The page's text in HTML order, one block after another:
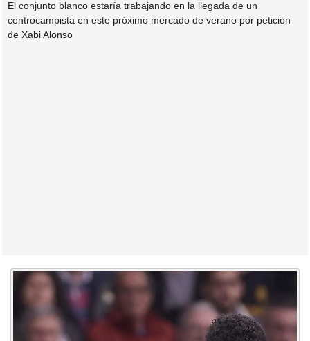
El conjunto blanco estaría trabajando en la llegada de un
centrocampista en este próximo mercado de verano por petición
de Xabi Alonso